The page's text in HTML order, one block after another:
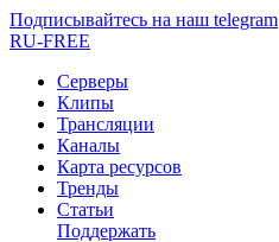
Подписывайтесь на наш telegram
RU-FREE
Серверы
Клипы
Трансляции
Каналы
Карта ресурсов
Тренды
Статьи
Поддержать